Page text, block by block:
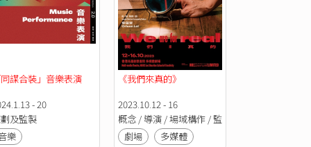
同謀合裝」音樂表演
- 20
及監製
樂
《我們來真的》
2023.10.12 - 16
概念 / 導演 / 場域構作 / 監製
劇場
多媒體